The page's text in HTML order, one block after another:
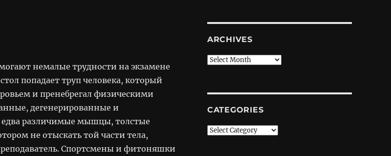
немалые трудности на экзамене
попадает труп человека, который
и пренебрегал физическими
дегенерированные и
различимые мышцы, толстые
не отыскать той части тела,
Спортсмены и фитоняшки
ARCHIVES
Archives
CATEGORIES
Categories